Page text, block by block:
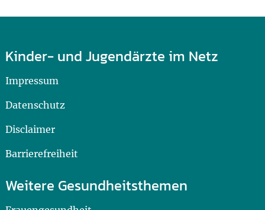
Kinder- und Jugendärzte im Netz
Impressum
Datenschutz
Disclaimer
Barrierefreiheit
Weitere Gesundheitsthemen